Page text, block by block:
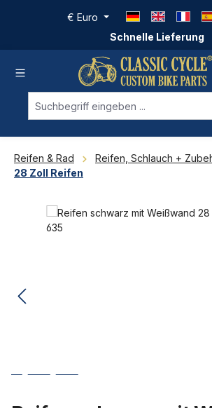
Zum Hauptinhalt springen
Schnelle Lieferung
€ Euro
Reifen & Rad Reifen, Schlauch +
28 Zoll Reifen
Bildergalerie überspringen